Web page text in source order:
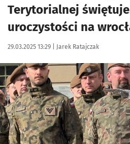
Terytorialnej
uroczystości na
Data publikacji:
29.03.2025 13:29 | Autor:
Jarek Ratajczak
Kliknij, aby zobaczyć galerię